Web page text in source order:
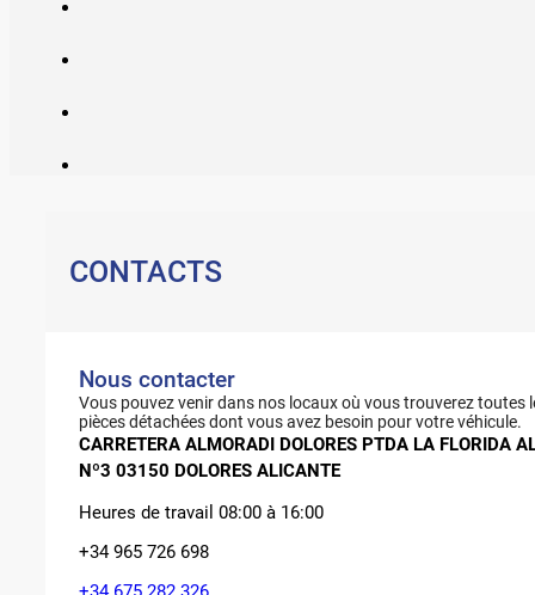
CONTACTS
Nous contacter
Vous pouvez venir dans nos locaux où vous trouverez toutes
pièces détachées dont vous avez besoin pour votre véhicule.
CARRETERA ALMORADI DOLORES PTDA LA FLORIDA
Nº3 03150 DOLORES ALICANTE
Heures de travail 08:00 à 16:00
+34 965 726 698